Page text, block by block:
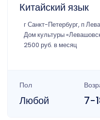
Китайский язык
г Санкт-Петербург, п
Дом культуры
2500 руб. в месяц
Пол
Любой 7-